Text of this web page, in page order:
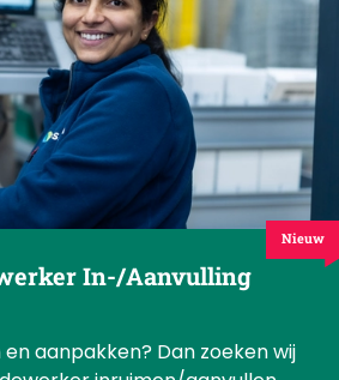
In-/Aanvulling
en aanpakken? Dan zoeken wij
Nieuw